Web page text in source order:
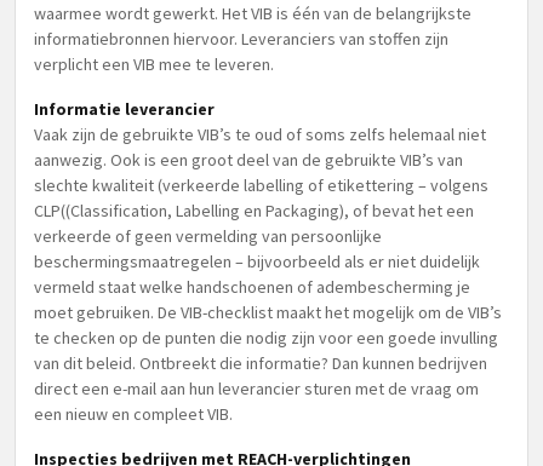
waarmee wordt gewerkt. Het VIB is één van de belangrijkste
informatiebronnen hiervoor. Leveranciers van stoffen zijn
verplicht een VIB mee te leveren.
Informatie leverancier
Vaak zijn de gebruikte VIB’s te oud of soms zelfs helemaal niet
aanwezig. Ook is een groot deel van de gebruikte VIB’s van
slechte kwaliteit (verkeerde labelling of etikettering – volgens
CLP((Classification, Labelling en Packaging), of bevat het een
verkeerde of geen vermelding van persoonlijke
beschermingsmaatregelen – bijvoorbeeld als er niet duidelijk
vermeld staat welke handschoenen of adembescherming je
moet gebruiken. De VIB-checklist maakt het mogelijk om de VIB’s
te checken op de punten die nodig zijn voor een goede invulling
van dit beleid. Ontbreekt die informatie? Dan kunnen bedrijven
direct een e-mail aan hun leverancier sturen met de vraag om
een nieuw en compleet VIB.
Inspecties bedrijven met REACH-verplichtingen